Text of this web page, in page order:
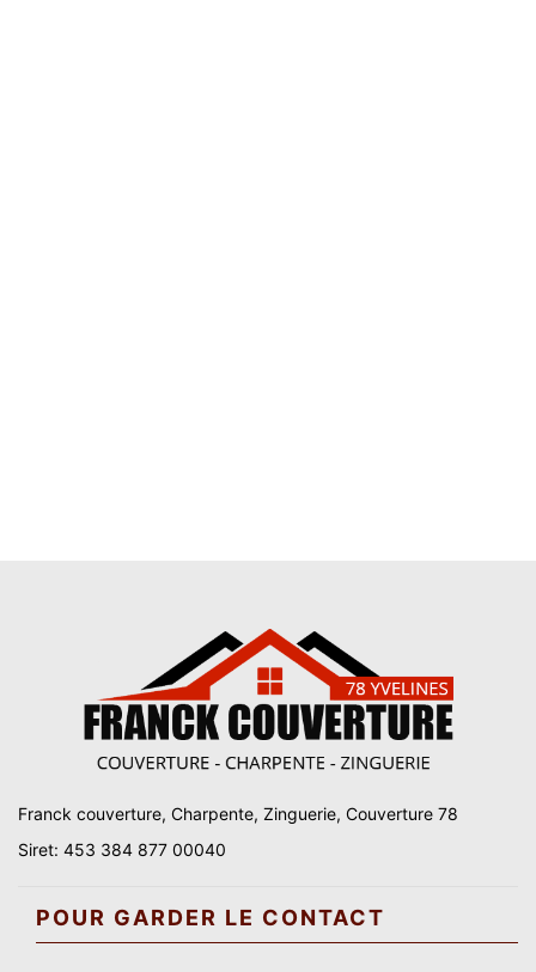
Franck couverture, Charpente, Zinguerie, Couverture 78
Siret: 453 384 877 00040
POUR GARDER LE CONTACT